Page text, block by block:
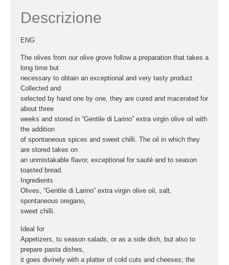
Descrizione
ENG
The olives from our olive grove follow a preparation that takes a
long time but
necessary to obtain an exceptional and very tasty product.
Collected and
selected by hand one by one, they are cured and macerated for
about three
weeks and stored in “Gentile di Larino” extra virgin olive oil with
the addition
of spontaneous spices and sweet chilli. The oil in which they
are stored takes on
an unmistakable flavor, exceptional for sauté and to season
toasted bread.
Ingredients
Olives, “Gentile di Larino” extra virgin olive oil, salt,
spontaneous oregano,
sweet chilli.
Ideal for
Appetizers, to season salads, or as a side dish, but also to
prepare pasta dishes,
it goes divinely with a platter of cold cuts and cheeses; the